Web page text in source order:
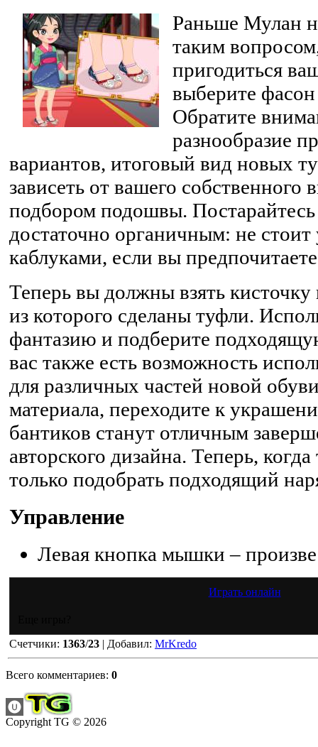
Раньше Мулан
таким
пригодиться
выберите
Обратите
разнообразие
вариантов, итоговый вид новых
зависеть от вашего собственного
подбором подошвы. Постарайтесь
достаточно органичным: не стоит
каблуками, если вы
Теперь вы должны взять кисточку
из которого сделаны туфли.
фантазию и подберите
вас также есть возможность
для различных частей новой
материала, переходите к
бантиков станут отличным
авторского дизайна. Теперь,
только подобрать подходящий
Управление
Левая кнопка мышки –
Играть онлайн
Счетчики: 1363/23 | Добавил: MrKredo
Всего комментариев: 0
Copyright TG © 2026